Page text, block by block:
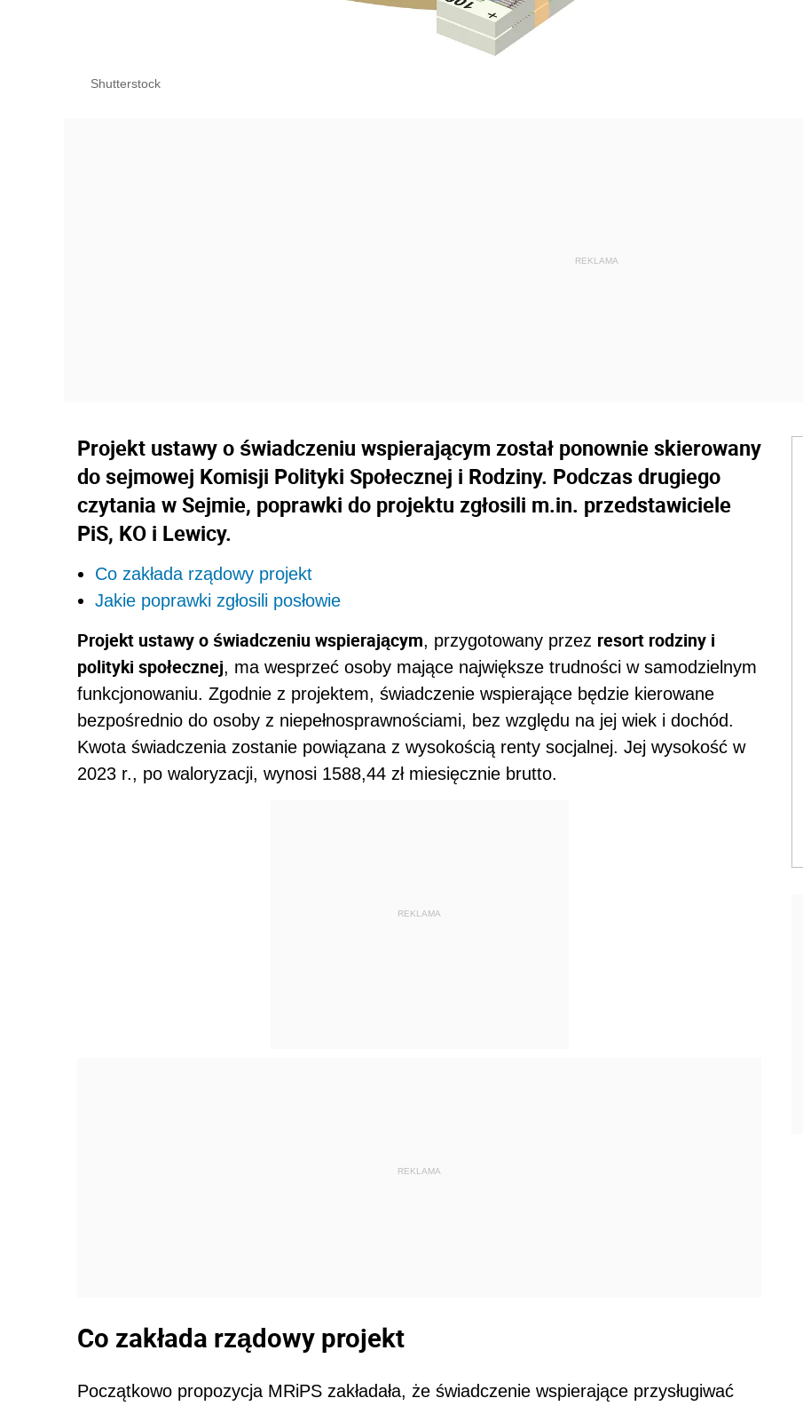
Shutterstock
Projekt ustawy o świadczeniu wspierającym został ponownie skierowany
do sejmowej Komisji Polityki Społecznej i Rodziny. Podczas drugiego
czytania w Sejmie, poprawki do projektu zgłosili m.in. przedstawiciele
PiS, KO i Lewicy.
Co zakłada rządowy projekt
Jakie poprawki zgłosili posłowie
Projekt ustawy o świadczeniu wspierającym, przygotowany przez resort rodziny i
polityki społecznej, ma wesprzeć osoby mające największe trudności w samodzielnym
funkcjonowaniu. Zgodnie z projektem, świadczenie wspierające będzie kierowane
bezpośrednio do osoby z niepełnosprawnościami, bez względu na jej wiek i dochód.
Kwota świadczenia zostanie powiązana z wysokością renty socjalnej. Jej wysokość w
2023 r., po waloryzacji, wynosi 1588,44 zł miesięcznie brutto.
REKLAMA
REKLAMA
Co zakłada rządowy projekt
Początkowo propozycja MRiPS zakładała, że świadczenie wspierające przysługiwać